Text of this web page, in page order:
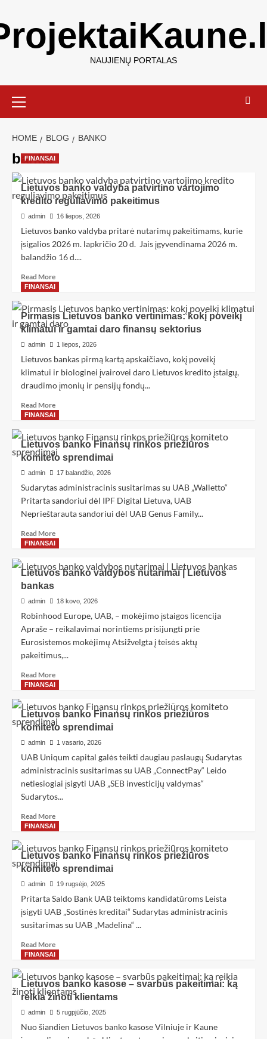
NAUJIENŲ PORTALAS
HOME BLOG BANKO
banko
FINANSAI
Lietuvos banko valdyba patvirtino vartojimo
kredito reguliavimo pakeitimus
admin 16 liepos, 2026
Lietuvos banko valdyba pritarė nutarimų pakeitimams, kurie
įsigalios 2026 m. lapkričio 20 d. Jais įgyvendinama 2026 m.
balandžio 16 d....
Read More
FINANSAI
Pirmasis Lietuvos banko vertinimas: kokį poveikį
klimatui ir gamtai daro finansų sektorius
admin 1 liepos, 2026
Lietuvos bankas pirmą kartą apskaičiavo, kokį poveikį
klimatui ir biologinei įvairovei daro Lietuvos kredito įstaigų,
draudimo įmonių ir pensijų fondų...
Read More
FINANSAI
Lietuvos banko Finansų rinkos priežiūros
komiteto sprendimai
admin 17 balandžio, 2026
Sudarytas administracinis susitarimas su UAB „Walletto“
Pritarta sandoriui dėl IPF Digital Lietuva, UAB
Neprieštarauta sandoriui dėl UAB Genus Family...
Read More
FINANSAI
Lietuvos banko valdybos nutarimai | Lietuvos
bankas
admin 18 kovo, 2026
Robinhood Europe, UAB, – mokėjimo įstaigos licencija
Apraše – reikalavimai norintiems prisijungti prie
Eurosistemos mokėjimų Atsižvelgta į teisės aktų
pakeitimus,...
Read More
FINANSAI
Lietuvos banko Finansų rinkos priežiūros
komiteto sprendimai
admin 1 vasario, 2026
UAB Uniqum capital galės teikti daugiau paslaugų Sudarytas
administracinis susitarimas su UAB „ConnectPay“ Leido
netiesiogiai įsigyti UAB „SEB investicijų valdymas“
Sudarytos...
Read More
FINANSAI
Lietuvos banko Finansų rinkos priežiūros
komiteto sprendimai
admin 19 rugsėjo, 2025
Pritarta Saldo Bank UAB teiktoms kandidatūroms Leista
įsigyti UAB „Sostinės kreditai“ Sudarytas administracinis
susitarimas su UAB „Madelina“ ...
Read More
FINANSAI
Lietuvos banko kasose – svarbūs pakeitimai: ką
reikia žinoti klientams
admin 5 rugpjūčio, 2025
Nuo šiandien Lietuvos banko kasose Vilniuje ir Kaune